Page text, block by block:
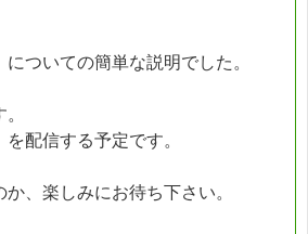
ついての簡単な説明でした。
配信する予定です。
、楽しみにお待ち下さい。